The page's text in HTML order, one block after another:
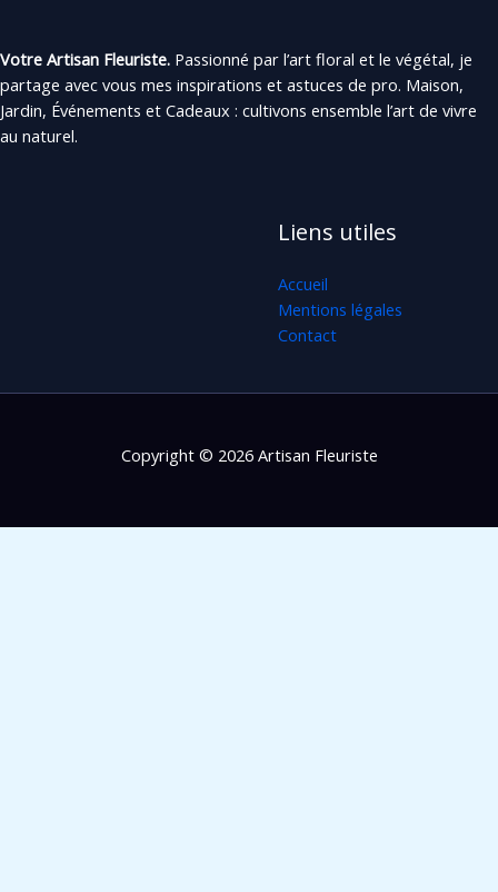
Votre Artisan Fleuriste. Passionné par l’art floral et le végétal, je
partage avec vous mes inspirations et astuces de pro. Maison,
Jardin, Événements et Cadeaux : cultivons ensemble l’art de vivre
au naturel.
Liens utiles
Accueil
Mentions légales
Contact
Copyright © 2026 Artisan Fleuriste